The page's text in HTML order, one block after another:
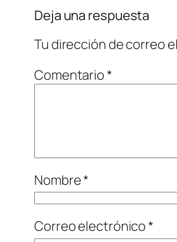
Deja una respuesta
Tu dirección de correo
Comentario*
Nombre*
Correo electrónico*